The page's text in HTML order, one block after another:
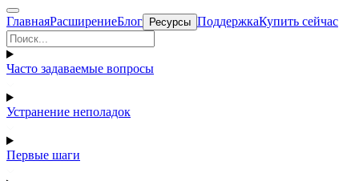
ГлавнаяРасширениеБлог Ресурсы ПоддержкаКупить сейчас
Часто задаваемые вопросы
Устранение неполадок
Первые шаги